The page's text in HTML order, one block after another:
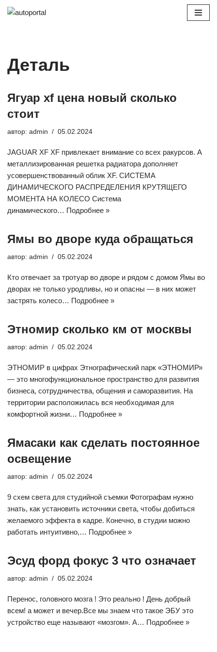
Деталь
Ягуар xf цена новый сколько
стоит
автор: admin 05.02.2024
JAGUAR XF XF привлекает внимание со всех ракурсов. А
металлизированная решетка радиатора дополняет
усовершенствованный облик XF. СИСТЕМА
ДИНАМИЧЕСКОГО РАСПРЕДЕЛЕНИЯ КРУТЯЩЕГО
МОМЕНТА НА КОЛЕСО Система
динамического… Подробнее »
Ямы во дворе куда обращаться
автор: admin 05.02.2024
Кто отвечает за тротуар во дворе и рядом с домом Ямы во
дворах не только уродливы, но и опасны — в них может
застрять колесо… Подробнее »
Этномир сколько км от москвы
автор: admin 05.02.2024
ЭТНОМИР в цифрах Этнографический парк «ЭТНОМИР»
— это многофункциональное пространство для развития
бизнеса, сотрудничества, общения и саморазвития. На
территории расположилась вся необходимая для
комфортной жизни… Подробнее »
Ямасаки как сделать постоянное
освещение
автор: admin 05.02.2024
9 схем света для студийной съемки Фотографам нужно
знать, как установить источники света, чтобы добиться
желаемого эффекта в кадре. Конечно, в студии можно
работать интуитивно,… Подробнее »
Эсуд форд фокус 3 что означает
автор: admin 05.02.2024
Перенос, головного мозга ! Это реально ! День добрый
всем! а может и вечер.Все мы знаем что такое ЭБУ это
устройство еще называют «мозгом». А… Подробнее »